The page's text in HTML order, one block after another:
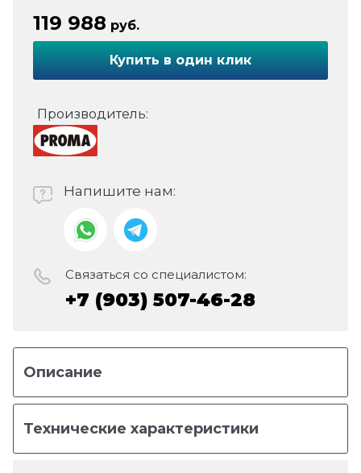
119 988 руб.
Купить в один клик
Производитель:
Напишите нам:
Связаться со специалистом:
+7 (903) 507-46-28
Описание
Технические характеристики